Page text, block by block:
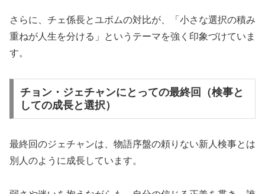
さらに、チェ係長とユボムの対比が、「小さな選択の積み
重ねが人生を分ける」というテーマを強く印象づけていま
す。
チョン・ジェチャンにとっての最終回（検事と
しての成長と選択）
最終回のジェチャンは、物語序盤の頼りない新人検事とは
別人のように成長しています。